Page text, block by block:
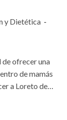
y Dietética
de ofrecer una
de mamás
a Loreto de…